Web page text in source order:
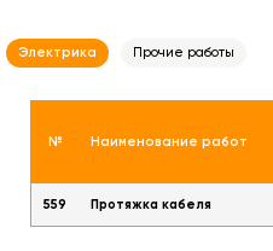
Электрика Прочие работы
№ Наименование работ
559 Протяжка кабеля